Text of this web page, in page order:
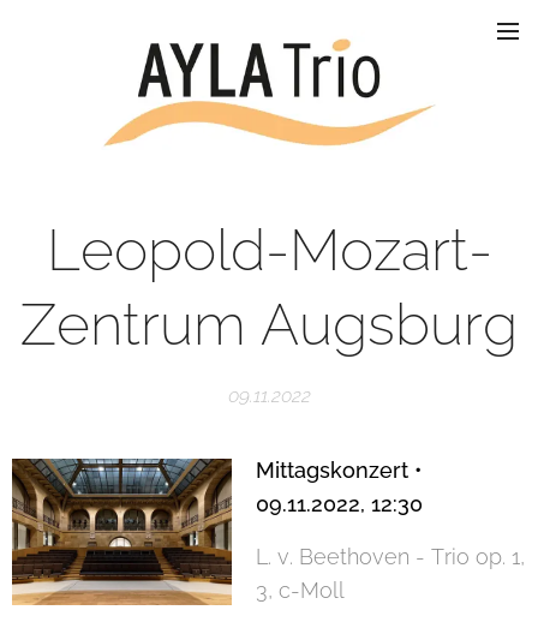
Leopold-Mozart-
Zentrum Augsburg
09.11.2022
Mittagskonzert •
09.11.2022, 12:30
L. v. Beethoven - Trio op. 1,
3, c-Moll